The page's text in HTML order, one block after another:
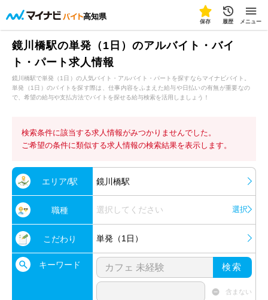
高知県
保存 履歴 メニュー
鏡川橋駅の単発（1日）のアルバイト・バイ
ト・パート求人情報
鏡川橋駅で単発（1日）の人気バイト・アルバイト・パートを探すならマイナビバイト。
単発（1日）のバイトを探す際は、仕事内容をふまえた給与や日払いの有無が重要なの
で、希望の給与や支払方法でバイトを探せる給与検索を活用しましょう！
検索条件に該当する求人情報がみつかりませんでした。
ご希望の条件に類似する求人情報の検索結果を表示します。
エリア/駅 鏡川橋駅
職種 選択してください 選択
こだわり 単発（1日）
キーワード 検索
含まない